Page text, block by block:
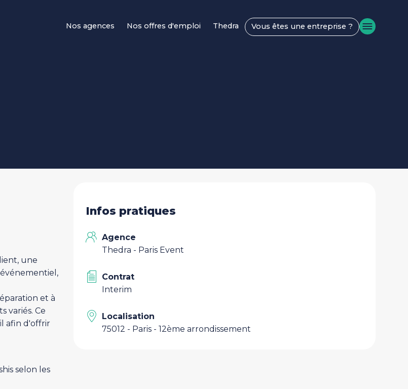
Navigation principale
Nos agences Nos offres d'emploi Thedra Vous êtes une entreprise ?
une
et à
variés. Ce
afin d'offrir
selon les
Infos pratiques
Agence
Thedra - Paris Event
Contrat
Interim
Localisation
75012 - Paris - 12ème arrondissement